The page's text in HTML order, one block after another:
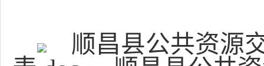
顺昌县公共资源